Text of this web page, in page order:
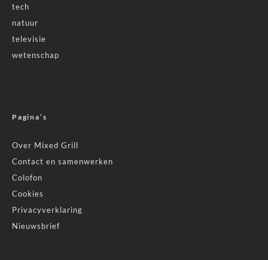
tech
natuur
televisie
wetenschap
Pagina’s
Over Mixed Grill
Contact en samenwerken
Colofon
Cookies
Privacyverklaring
Nieuwsbrief